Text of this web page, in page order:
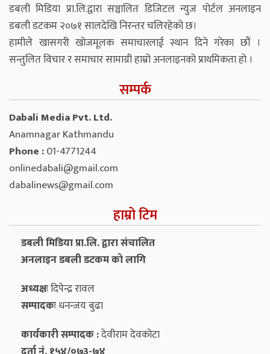
डबली मिडिया प्रा.लि.द्वारा सञ्चालित डिजिटल न्युज पोर्टल अनलाइन
डबली डटकम २०७१ सालदेखि निरन्तर चलिरहेको छ।
हामीले खासगरी खोजमूलक समाचारलाई स्थान दिने गरेका छौं ।
सन्तुलित विचार र समाचार सामाग्री हाम्रो अनलाइनको प्राथमिकता हो ।
सम्पर्क
Dabali Media Pvt. Ltd.
Anamnagar Kathmandu
Phone :01-4771244
onlinedabali@gmail.com
dabalinews@gmail.com
हाम्रो टिम
डबली मिडिया प्रा.लि. द्वारा संचालित
अनलाइन डबली डटकम को लागि
अध्यक्षःदिपेन्द्र रावल
सम्पादकःधनन्‍जय बुढा
कार्यकारी सम्पादक :देवीराम देवकोटा